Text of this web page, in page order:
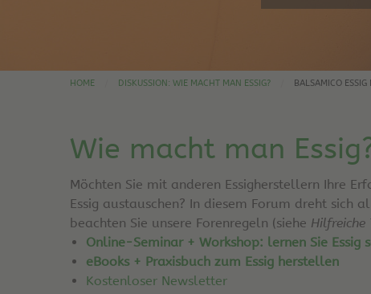
HOME DISKUSSION: WIE MACHT MAN ESSIG? BALSAMICO
Wie macht man
Möchten Sie mit anderen Essigherstellern Ihre
Essig austauschen? In diesem Forum dreht sich
beachten Sie unsere Forenregeln (siehe Hilfreiche
Online-Seminar + Workshop: lernen Sie Essig
eBooks + Praxisbuch zum Essig herstellen
Kostenloser Newsletter